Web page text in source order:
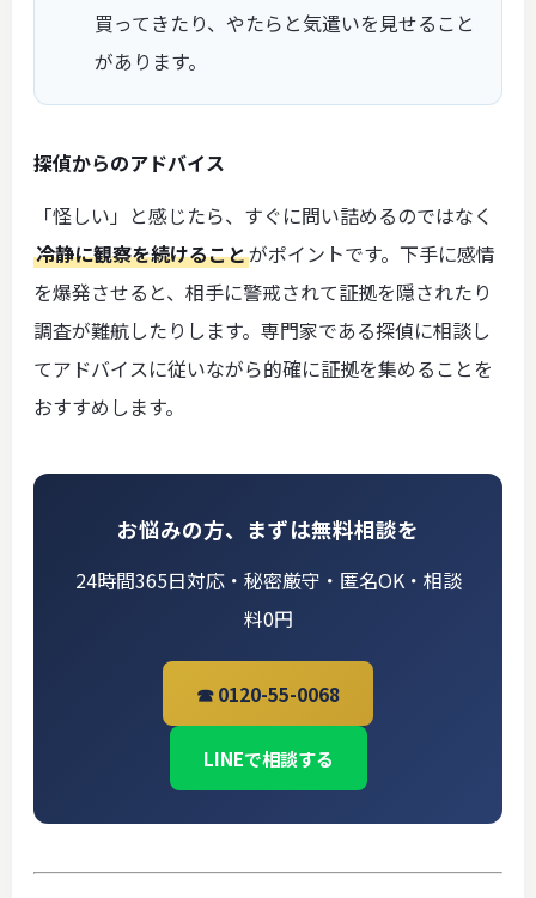
買ってきたり、やたらと気遣いを見せること
があります。
探偵からのアドバイス
「怪しい」と感じたら、すぐに問い詰めるのではなく
冷静に観察を続けることがポイントです。下手に感情
を爆発させると、相手に警戒されて証拠を隠されたり
調査が難航したりします。専門家である探偵に相談し
てアドバイスに従いながら的確に証拠を集めることを
おすすめします。
お悩みの方、まずは無料相談を
24時間365日対応・秘密厳守・匿名OK・相談
料0円
☎ 0120-55-0068
LINEで相談する